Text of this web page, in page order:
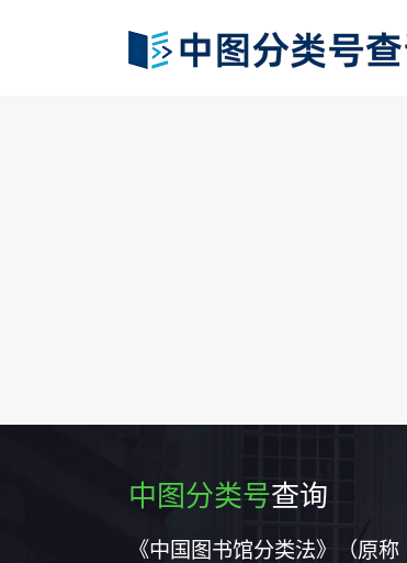
中图分类号查询
《中国图书馆分类法》（原